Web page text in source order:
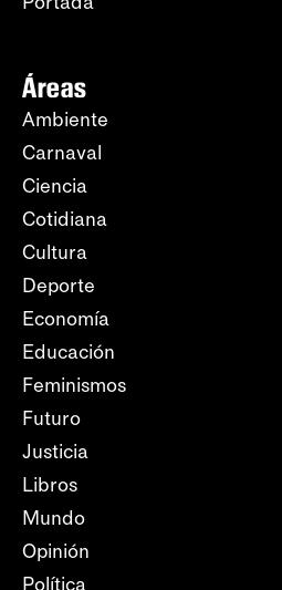
Áreas
Ambiente
Carnaval
Ciencia
Cotidiana
Cultura
Deporte
Economía
Educación
Feminismos
Futuro
Justicia
Libros
Mundo
Opinión
Política